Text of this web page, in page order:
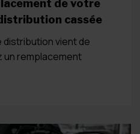
de votre
cassée
vient de
un remplacement